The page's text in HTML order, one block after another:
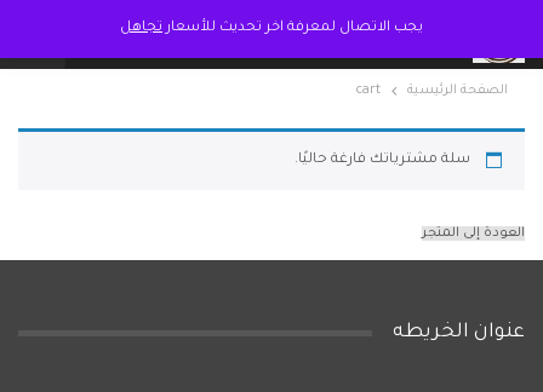
الصفحة الرئيسية cart
سلة مشترياتك فارغة حاليًا.
العودة إلى المتجر
عنوان الخريطه
يجب الاتصال لمعرفة اخر تحديث للأسعار تجاهل